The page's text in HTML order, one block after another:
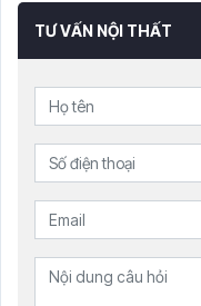
TƯ VẤN NỘI THẤT